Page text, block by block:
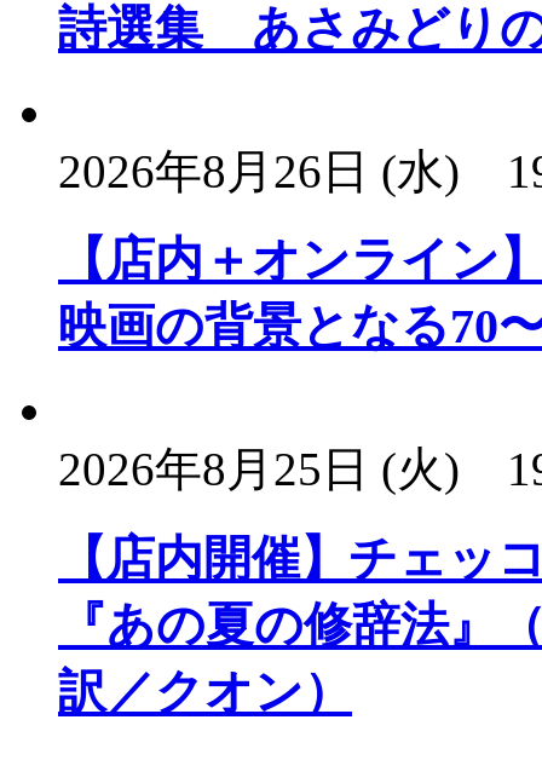
詩選集 あさみどり
2026年8月26日 (水)
【店内＋オンライン
映画の背景となる70
2026年8月25日 (火)
【店内開催】チェッ
『あの夏の修辞法』
訳／クオン）